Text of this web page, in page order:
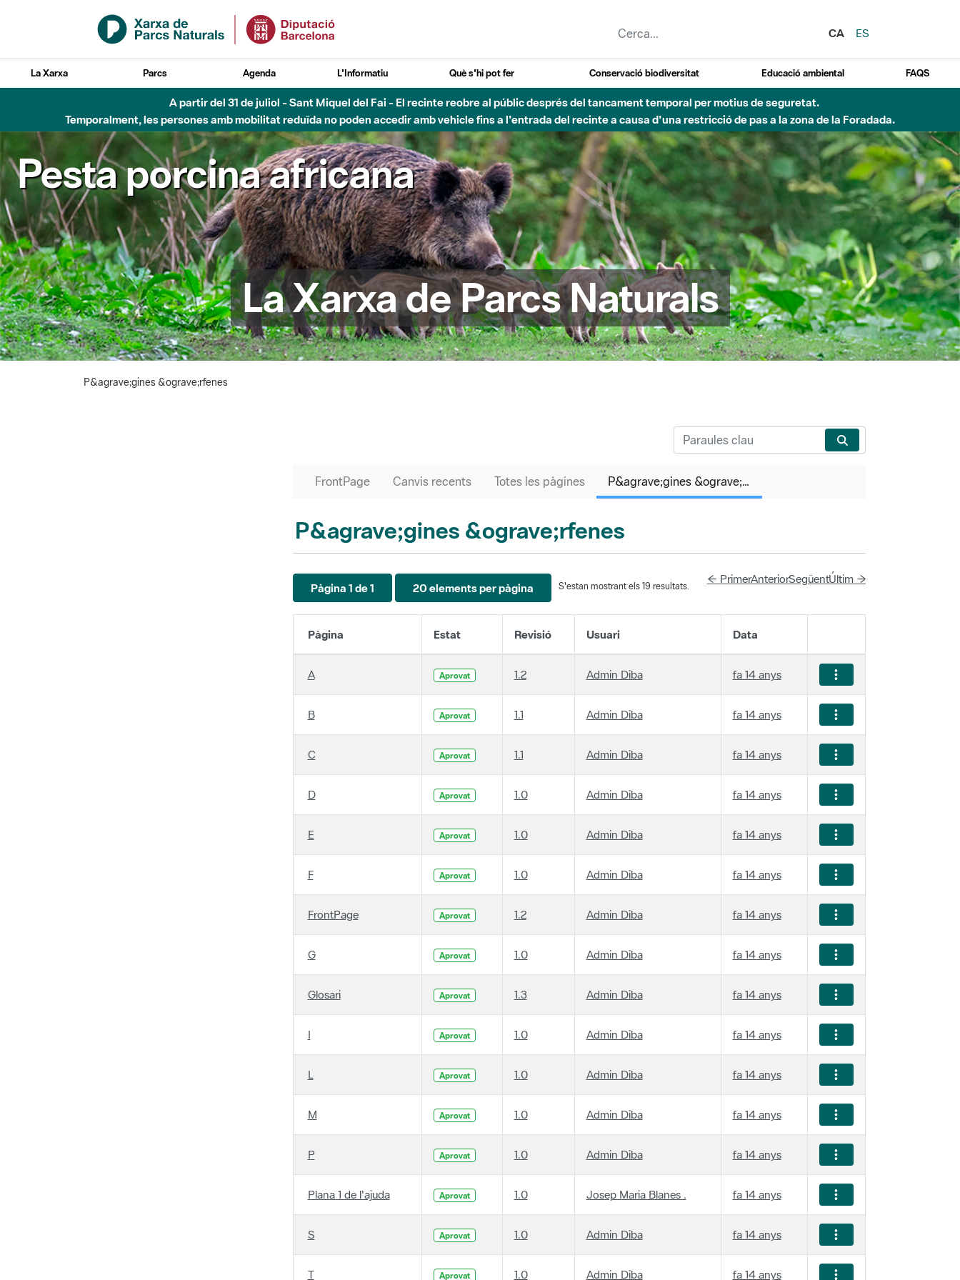
Salta al contingut principal
CA
ES
La Xarxa Parcs Agenda L'Informatiu Què s'hi pot fer Conservació biodiversitat Educació ambiental FAQS
Fins al desembre de 2026 - Parc Fluvial Besòs - Afectacions a la llera del Parc Fluvial del Besòs degut a obres de construcció d'una passera sobre el riu
Pesta porcina africana
La Xarxa de Parcs Naturals
Pàgina 1 de 1 20 elements per pàgina
Pàgina Estat Revisió Usuari Data
A 1.2 Admin Diba fa 14 anys
B Aprovat 1.1 Admin Diba fa 14 anys
C 1.1 Admin Diba fa 14 anys
D Aprovat 1.0 Admin Diba fa 14 anys
E 1.0 Admin Diba fa 14 anys
F Aprovat 1.0 Admin Diba fa 14 anys
FrontPage 1.2 Admin Diba fa 14 anys
G Aprovat 1.0 Admin Diba fa 14 anys
Glosari 1.3 Admin Diba fa 14 anys
I Aprovat 1.0 Admin Diba fa 14 anys
L 1.0 Admin Diba fa 14 anys
M Aprovat 1.0 Admin Diba fa 14 anys
P 1.0 Admin Diba fa 14 anys
Plana 1 de l'ajuda Aprovat 1.0 Josep Maria Blanes . fa 14 anys
S 1.0 Admin Diba fa 14 anys
T Aprovat 1.0 Admin Diba fa 14 anys